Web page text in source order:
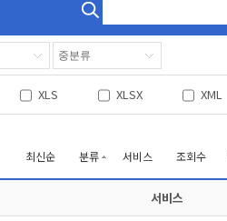
XLS XLSX XML
최신순 분류 서비스 조회수
서비스